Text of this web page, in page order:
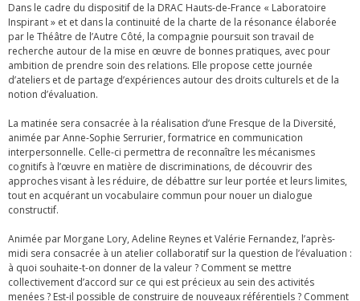
Dans le cadre du dispositif de la DRAC Hauts-de-France « Laboratoire
Inspirant » et et dans la continuité de la charte de la résonance élaborée
par le Théâtre de l’Autre Côté, la compagnie poursuit son travail de
recherche autour de la mise en œuvre de bonnes pratiques, avec pour
ambition de prendre soin des relations. Elle propose cette journée
d’ateliers et de partage d’expériences autour des droits culturels et de la
notion d’évaluation.
La matinée sera consacrée à la réalisation d’une Fresque de la Diversité,
animée par Anne-Sophie Serrurier, formatrice en communication
interpersonnelle. Celle-ci permettra de reconnaître les mécanismes
cognitifs à l’œuvre en matière de discriminations, de découvrir des
approches visant à les réduire, de débattre sur leur portée et leurs limites,
tout en acquérant un vocabulaire commun pour nouer un dialogue
constructif.
Animée par Morgane Lory, Adeline Reynes et Valérie Fernandez, l’après-
midi sera consacrée à un atelier collaboratif sur la question de l’évaluation :
à quoi souhaite-t-on donner de la valeur ? Comment se mettre
collectivement d’accord sur ce qui est précieux au sein des activités
menées ? Est-il possible de construire de nouveaux référentiels ? Comment